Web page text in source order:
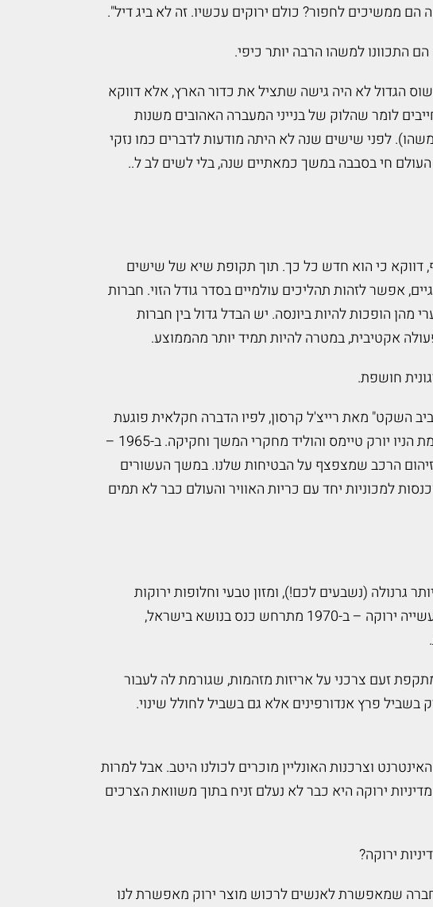
ממשיכים לחפור? כולם ירוקים עכשיו. זה לא ביג דיל".
התכוונו למשהו הרבה יותר כיפי.
הגדול לא היה גישה שתציל את כדור הארץ, אלא דווקא
לומר שהלוק של בנייני המעברה האהובים משנות
לפני שישים שנה לא היתה מודעות לדברים כמו נזקי
חי בסבבה במשך כמאתיים שנה, בלי לשים לב ל..
דווקא כי הוא חדש כל כך. תוך תקופת שיא של שישים
אפשר לזהות תהליכים עולמיים בסדר גודל הזוי. חברות
הופכות להיות ביונסה. יש הבדל גדול בין חברות
אקטיבית, במטרה להיות תמיד יותר מהממוצע.
חושפת.
"האביב השקט" מאת רייצ'ל קרסון, לפיו הדברה חקלאית פוגעת
בסביבה שלנו ובנו. הספר הצליח לפרוץ לראש רשימת הניו יורק טיימס והוליד מחקרי המשך וחקיקה. ב-1965 –
הרכב שמצפצף על הבטיחות שלנו. במשך העשורים
למכוניות יחד עם כריות האוויר והעולם כבר לא תמים
גרנולה (נשבעים לכם!), ומזון טבעי וחלופות ירוקות
מתחילות לצוץ. לראשונה, גם בישראל מדברים על עשייה ירוקה – ב-1970 מתרחש כנס בנושא בישראל,
זעם צרכני על אריזות מזהמות, שגורמת לה לעבור
בשביל פרץ אנדורפינים אלא גם בשביל לחולל שינוי.
וצרכנות האונליין מוכרים לכולנו היטב. אבל למרות
ירוקה היא כבר לא נעלם זניח בתוך משוואת הצרכים
ירוקה?
חברה שמאפשרת לאנשים לרכוש מוצר ירוק מאפשרת לנו